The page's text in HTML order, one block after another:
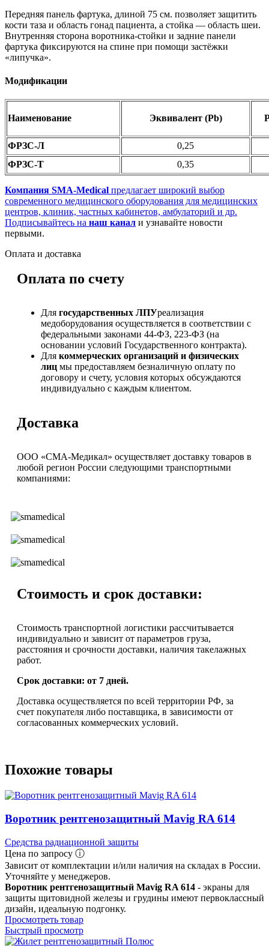
Передняя панель фартука, длиной 75 см. позволяет защитить
кости таза и область гонад пациента, а стойка — область шеи.
Внутренняя сторона воротника-стойки и задние панели
фартука фиксируются на спине при помощи застёжки
«липучка».
Модификации
Наименование Эквивалент (Pb)
ФРЗС-Л
0,25
ФРЗС-Т
0,35
Компания SMA-Medical предлагает широкий выбор
современного медицинского оборудования для медицинских
центров, клиник, частных кабинетов, амбулаторий и др.
Подписывайтесь на наш канал и узнавайте новости
первыми.
Оплата и доставка
Оплата по счету
Для государственных ЛПУреализация
медоборудования осуществляется в соответствии с
федеральными законами 44-ФЗ, 223-ФЗ (на
основании условий Государственного контракта).
Для коммерческих организаций и физических
лиц мы предоставляем безналичную оплату по
договору и счету, условия которых обсуждаются
индивидуально с каждым клиентом.
Доставка
ООО «СМА-Медикал» осуществляет доставку товаров в
любой регион России следующими транспортными
компаниями:
Стоимость и срок доставки:
Стоимость транспортной логистики рассчитывается
индивидуально и зависит от параметров груза,
расстояния и срочности доставки, наличия такелажных
работ.
Срок доставки: от 7 дней.
Доставка осуществляется по всей территории РФ, за
счет покупателя либо поставщика, в зависимости от
согласованных коммерческих условий.
Похожие товары
Воротник рентгенозащитный Mavig RA 614
Средства радиационной защиты
Цена по запросу ⓘ
Зависит от комплектации и/или наличия на складах в России.
Уточняйте у менеджеров.
Воротник рентгенозащитный Mavig RA 614 - экраны для
защиты щитовидной железы и грудины имеют первоклассный
дизайн, идеальную подгонку.
Просмотреть товар
Быстрый просмотр